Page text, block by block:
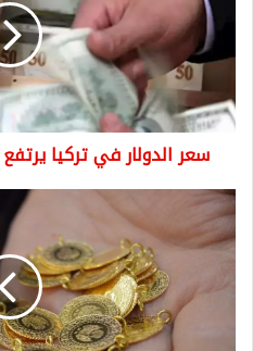
تركيا
يرتفع
اليوم
الإثنين
25.04.2022
سعر الدولار في تركيا يرتفع اليوم
سعر
ليرة
الذهب
تركيا
الإثنين